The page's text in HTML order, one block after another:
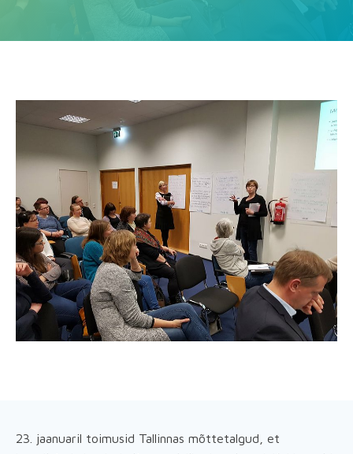
23. jaanuaril toimusid Tallinnas mõttetalgud, et